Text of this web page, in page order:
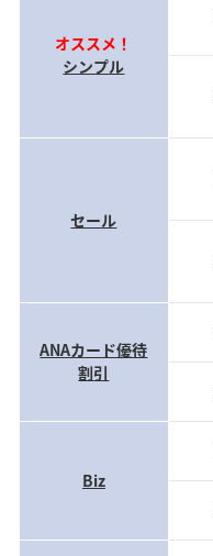
オススメ！
シンプル
セール
ANAカード優待
割引
Biz